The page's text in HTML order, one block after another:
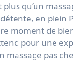
qu’un
en plein
moment de
pour une
massage pas